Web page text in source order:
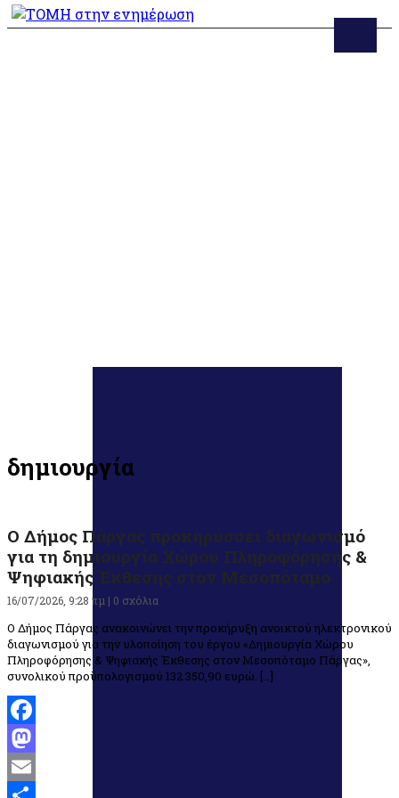
δημιουργία
Ο Δήμος Πάργας προκηρύσσει διαγωνισμό
για τη δημιουργία Χώρου Πληροφόρησης &
Ψηφιακής Έκθεσης στον Μεσοπόταμο
16/07/2026, 9:28 πμ | 0 σχόλια
Ο Δήμος Πάργας ανακοινώνει την προκήρυξη ανοικτού ηλεκτρονικού
διαγωνισμού για την υλοποίηση του έργου «Δημιουργία Χώρου
Πληροφόρησης & Ψηφιακής Έκθεσης στον Μεσοπόταμο Πάργας»,
συνολικού προϋπολογισμού 132.350,90 ευρώ. […]
Facebook
Mastodon